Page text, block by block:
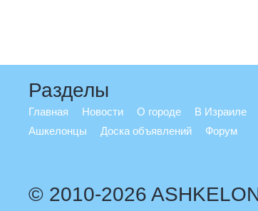
Разделы
Главная Новости О городе
В Израиле
Ашкелонцы
Доска объявлений Форум
© 2010-2026